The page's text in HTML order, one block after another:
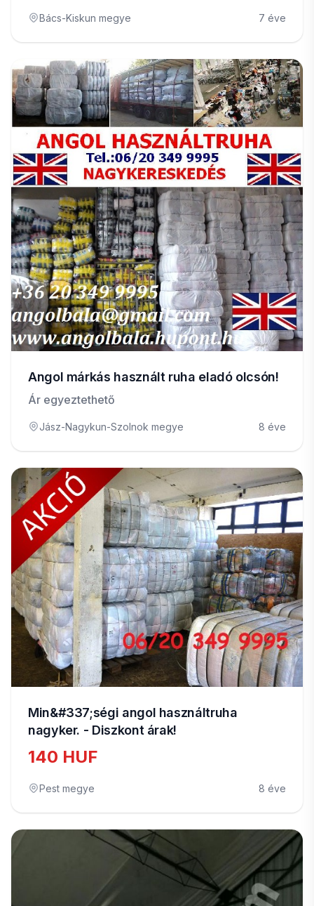
Bács-Kiskun megye 7 éve
Angol márkás használt ruha eladó olcsón!
Ár egyeztethető
Jász-Nagykun-Szolnok megye 8 éve
Min&#337;ségi angol használtruha
nagyker. - Diszkont árak!
140 HUF
Pest megye 8 éve